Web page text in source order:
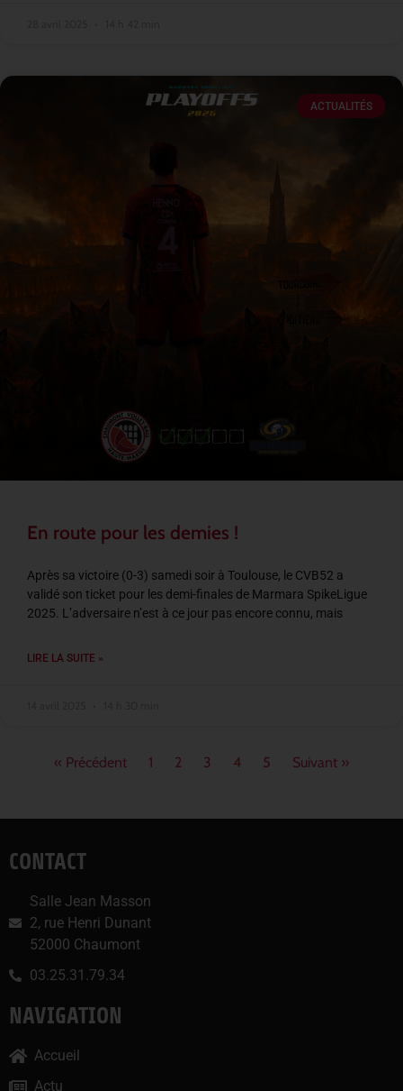
ACTUALITÉS
En route pour les demies !
Après sa victoire (0-3) samedi soir à Toulouse, le CVB52 a
validé son ticket pour les demi-finales de Marmara SpikeLigue
2025. L’adversaire n’est à ce jour pas encore connu, mais
LIRE LA SUITE »
« Précédent 1 2 3 4 5 Suivant »
CONTACT
Salle Jean Masson
2, rue Henri Dunant
52000 Chaumont
03.25.31.79.34
NAVIGATION
Accueil
Actu